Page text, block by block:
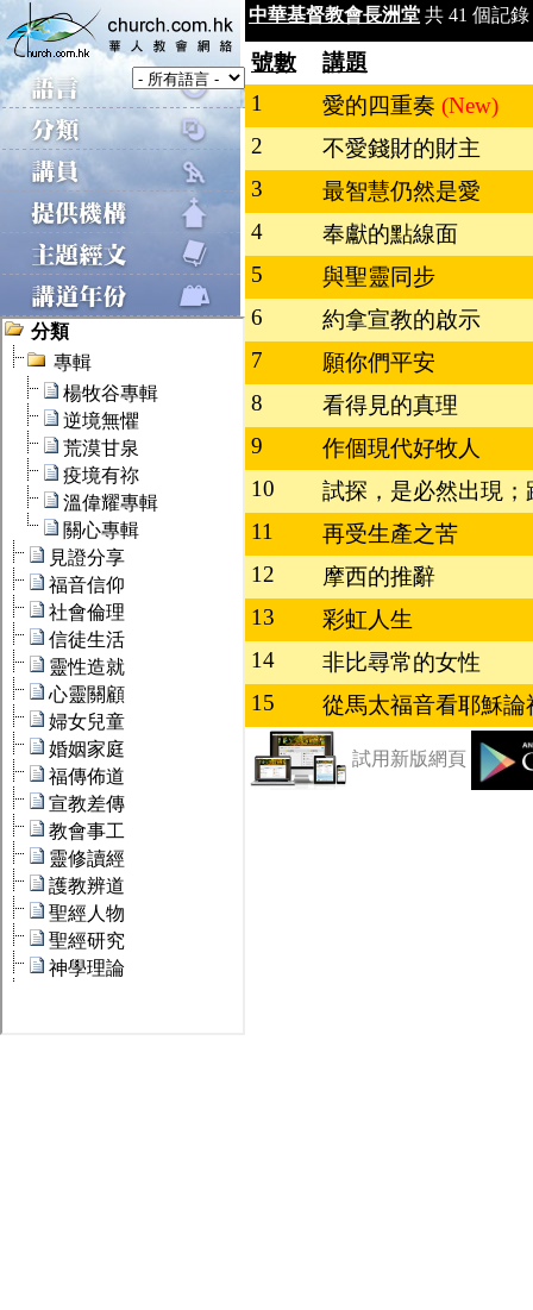
中華基督教會長洲堂 共 41 個記
號數
講題
1
愛的四重奏 (New)
2
不愛錢財的財主
3
最智慧仍然是愛
4
奉獻的點線面
5
與聖靈同步
6
約拿宣教的啟示
7
願你們平安
8
看得見的真理
9
作個現代好牧人
10
試探，是必然出現
11
再受生產之苦
12
摩西的推辭
13
彩虹人生
14
非比尋常的女性
15
從馬太福音看耶穌論
試用新版網頁